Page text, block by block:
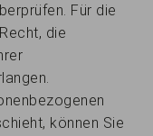
Für die
die
können Sie